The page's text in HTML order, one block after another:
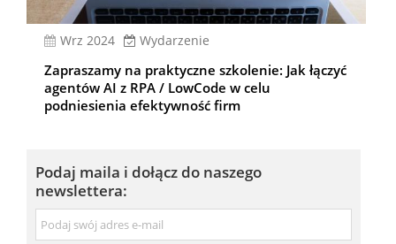
wrz 2024 Wydarzenie
Zapraszamy na praktyczne szkolenie: Jak łączyć
agentów AI z RPA / LowCode w celu
podniesienia efektywność firm
Podaj maila i dołącz do naszego
newslettera:
Adres